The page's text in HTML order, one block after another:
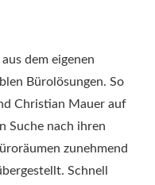
dem eigenen
Bürolösungen. So
Christian Mauer auf
Suche nach ihren
zunehmend
Schnell